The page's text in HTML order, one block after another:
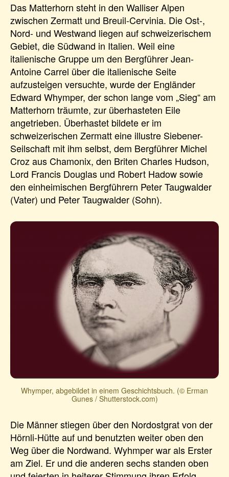
Das Matterhorn steht in den Walliser Alpen
zwischen Zermatt und Breuil-Cervinia. Die Ost-,
Nord- und Westwand liegen auf schweizerischem
Gebiet, die Südwand in Italien. Weil eine
italienische Gruppe um den Bergführer Jean-
Antoine Carrel über die italienische Seite
aufzusteigen versuchte, wurde der Engländer
Edward Whymper, der schon lange vom „Sieg“ am
Matterhorn träumte, zur überhasteten Eile
angetrieben. Überhastet bildete er im
schweizerischen Zermatt eine illustre Siebener-
Seilschaft mit ihm selbst, dem Bergführer Michel
Croz aus Chamonix, den Briten Charles Hudson,
Lord Francis Douglas und Robert Hadow sowie
den einheimischen Bergführern Peter Taugwalder
(Vater) und Peter Taugwalder (Sohn).
Whymper, abgebildet in einem Geschichtsbuch. (© Erman
Gunes / Shutterstock.com)
Die Männer stiegen über den Nordostgrat von der
Hörnli-Hütte auf und benutzten weiter oben den
Weg über die Nordwand. Wyhmper war als Erster
am Ziel. Er und die anderen sechs standen oben